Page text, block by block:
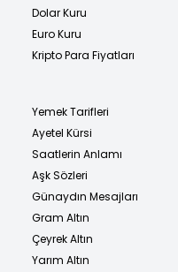
Dolar Kuru
Euro Kuru
Kripto Para Fiyatları
Yemek Tarifleri
Ayetel Kürsi
Saatlerin Anlamı
Aşk Sözleri
Günaydın Mesajları
Gram Altın
Çeyrek Altın
Yarım Altın